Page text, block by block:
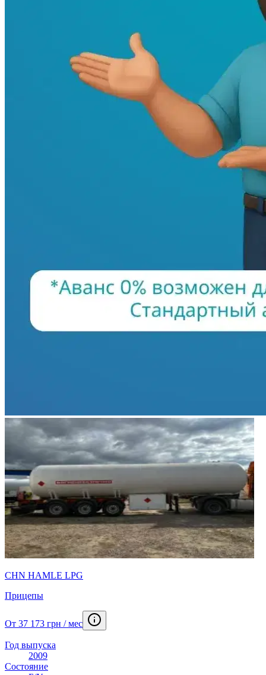
CHN HAMLE LPG
Прицепы
От 37 173 грн / мес
Год выпуска
2009
Состояние